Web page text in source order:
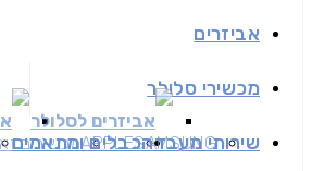
אביזרים
אביזרים לסלולר
מכשירי סלולר
SAMSUNG
APPLEמכשירים שירותי מעבדהכבלים ומתאמים